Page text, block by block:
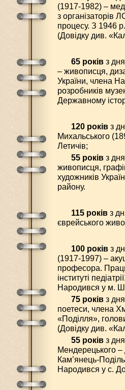
(1917-1982) –
з організаторів
процесу. З 1946
(Довідку див.
65 роківз
– живописця,
України, члена
розробників
Державному
120 роківз
Михальського
Летичів;
55 роківз дня
живописця,
художників
району.
115 роківз
єврейського
100 роківз
(1917-1997) –
професора.
інституті
Народився у м.
75 роківз
поетеси, члена
«Поділля»,
(Довідку див.
55 роківз
Мендерецького –
Кам’янець-
Народився у с.